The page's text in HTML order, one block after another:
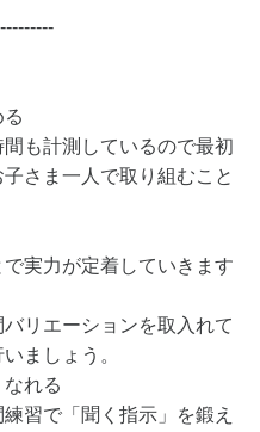
も計測しているので最初
さま一人で取り組むこと
実力が定着していきます
リエーションを取入れて
ましょう。
なれる
習で「聞く指示」を鍛え